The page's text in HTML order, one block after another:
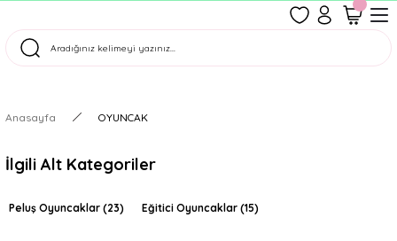
Tüm Siparişler Aynı Gün Kargoda!
Anasayfa OYUNCAK
İlgili Alt Kategoriler
Peluş Oyuncaklar (23) Eğitici Oyuncaklar (15)